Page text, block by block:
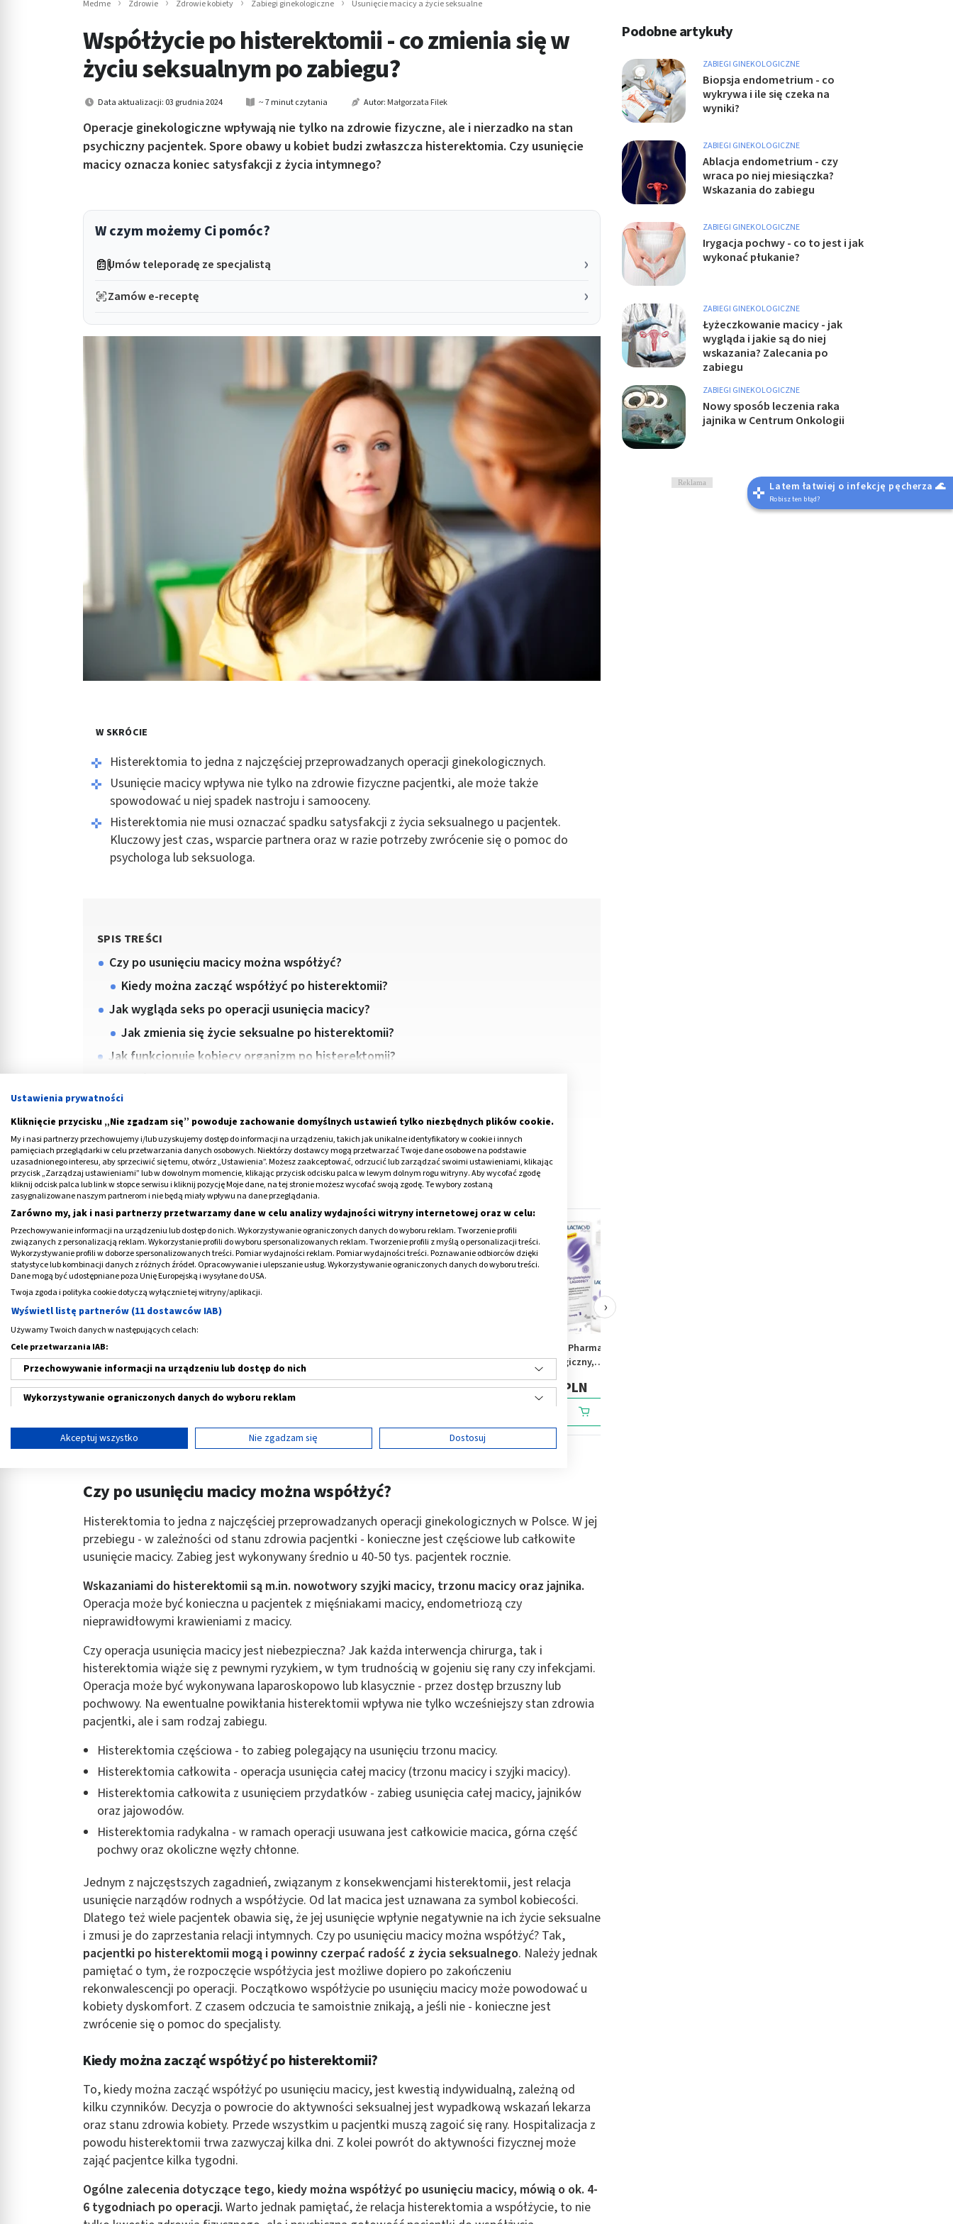
Medme Zdrowie Zdrowie kobiety Zabiegi ginekologiczne Usunięcie macicy a życie seksualne
Współżycie po histerektomii - co zmienia się w
życiu seksualnym po zabiegu?
Data aktualizacji: 03 grudnia 2024 ~ 7 minut czytania Autor: Małgorzata Filek
Operacje ginekologiczne wpływają nie tylko na zdrowie fizyczne, ale i nierzadko na stan
psychiczny pacjentek. Spore obawy u kobiet budzi zwłaszcza histerektomia. Czy usunięcie
macicy oznacza koniec satysfakcji z życia intymnego?
W czym możemy Ci pomóc?
Umów teleporadę ze specjalistą
Zamów e-receptę
W SKRÓCIE
Histerektomia to jedna z najczęściej przeprowadzanych operacji ginekologicznych.
Usunięcie macicy wpływa nie tylko na zdrowie fizyczne pacjentki, ale może także
spowodować u niej spadek nastroju i samooceny.
Histerektomia nie musi oznaczać spadku satysfakcji z życia seksualnego u pacjentek.
Kluczowy jest czas, wsparcie partnera oraz w razie potrzeby zwrócenie się o pomoc do
psychologa lub seksuologa.
SPIS TREŚCI
Czy po usunięciu macicy można współżyć?
Kiedy można zacząć współżyć po histerektomii?
Jak wygląda seks po operacji usunięcia macicy?
Jak zmienia się życie seksualne po histerektomii?
Jak funkcjonuje kobiecy organizm po histerektomii?
Medme poleca
Cicatridina, krem
wspomagający leczenie
ran, 30 g
35,69 PLN
delikatny płyn
ginekologiczny, 250 ml, z
pompką
28,69 PLN
antybakteryjny płyn
ginekologiczny, ochronny,
z pompką, 250 ml
28,69 PLN
Lactacyd Pharma, płyn
ginekologiczny,
łagodzący, 250 ml, z
pompką
28,69 PLN
‹ ›
Czy po usunięciu macicy można współżyć?
Histerektomia to jedna z najczęściej przeprowadzanych operacji ginekologicznych w Polsce. W jej
przebiegu - w zależności od stanu zdrowia pacjentki - konieczne jest częściowe lub całkowite
usunięcie macicy. Zabieg jest wykonywany średnio u 40-50 tys. pacjentek rocznie.
Wskazaniami do histerektomii są m.in. nowotwory szyjki macicy, trzonu macicy oraz jajnika.
Operacja może być konieczna u pacjentek z mięśniakami macicy, endometriozą czy
nieprawidłowymi krawieniami z macicy.
Czy operacja usunięcia macicy jest niebezpieczna? Jak każda interwencja chirurga, tak i
histerektomia wiąże się z pewnymi ryzykiem, w tym trudnością w gojeniu się rany czy infekcjami.
Operacja może być wykonywana laparoskopowo lub klasycznie - przez dostęp brzuszny lub
pochwowy. Na ewentualne powikłania histerektomii wpływa nie tylko wcześniejszy stan zdrowia
pacjentki, ale i sam rodzaj zabiegu.
Histerektomia częściowa - to zabieg polegający na usunięciu trzonu macicy.
Histerektomia całkowita - operacja usunięcia całej macicy (trzonu macicy i szyjki macicy).
Histerektomia całkowita z usunięciem przydatków - zabieg usunięcia całej macicy, jajników
oraz jajowodów.
Histerektomia radykalna - w ramach operacji usuwana jest całkowicie macica, górna część
pochwy oraz okoliczne węzły chłonne.
Jednym z najczęstszych zagadnień, związanym z konsekwencjami histerektomii, jest relacja
usunięcie narządów rodnych a współżycie. Od lat macica jest uznawana za symbol kobiecości.
Dlatego też wiele pacjentek obawia się, że jej usunięcie wpłynie negatywnie na ich życie seksualne
i zmusi je do zaprzestania relacji intymnych. Czy po usunięciu macicy można współżyć? Tak,
pacjentki po histerektomii mogą i powinny czerpać radość z życia seksualnego. Należy jednak
pamiętać o tym, że rozpoczęcie współżycia jest możliwe dopiero po zakończeniu
rekonwalescencji po operacji. Początkowo współżycie po usunięciu macicy może powodować u
kobiety dyskomfort. Z czasem odczucia te samoistnie znikają, a jeśli nie - konieczne jest
zwrócenie się o pomoc do specjalisty.
Kiedy można zacząć współżyć po histerektomii?
To, kiedy można zacząć współżyć po usunięciu macicy, jest kwestią indywidualną, zależną od
kilku czynników. Decyzja o powrocie do aktywności seksualnej jest wypadkową wskazań lekarza
oraz stanu zdrowia kobiety. Przede wszystkim u pacjentki muszą zagoić się rany. Hospitalizacja z
powodu histerektomii trwa zazwyczaj kilka dni. Z kolei powrót do aktywności fizycznej może
zająć pacjentce kilka tygodni.
Ogólne zalecenia dotyczące tego, kiedy można współżyć po usunięciu macicy, mówią o ok. 4-
6 tygodniach po operacji.Warto jednak pamiętać, że relacja histerektomia a współżycie, to nie
Podobne artykuły
ZABIEGI GINEKOLOGICZNE
Biopsja endometrium - co
wykrywa i ile się czeka na
wyniki?
ZABIEGI GINEKOLOGICZNE
Ablacja endometrium - czy
wraca po niej miesiączka?
Wskazania do zabiegu
ZABIEGI GINEKOLOGICZNE
Irygacja pochwy - co to jest i jak
wykonać płukanie?
ZABIEGI GINEKOLOGICZNE
Łyżeczkowanie macicy - jak
wygląda i jakie są do niej
wskazania? Zalecania po
zabiegu
ZABIEGI GINEKOLOGICZNE
Nowy sposób leczenia raka
jajnika w Centrum Onkologii
Reklama Latem łatwiej o infekcję pęcherza 🌊
Robisz ten błąd?
Ustawienia prywatności
Kliknięcie przycisku „Nie zgadzam się” powoduje zachowanie domyślnych ustawień tylko niezbędnych plików cookie.
My i nasi partnerzy przechowujemy i/lub uzyskujemy dostęp do informacji na urządzeniu, takich jak unikalne identyfikatory w cookie i innych
pamięciach przeglądarki w celu przetwarzania danych osobowych. Niektórzy dostawcy mogą przetwarzać Twoje dane osobowe na podstawie
uzasadnionego interesu, aby sprzeciwić się temu, otwórz „Ustawienia”. Możesz zaakceptować, odrzucić lub zarządzać swoimi ustawieniami, klikając
przycisk „Zarządzaj ustawieniami” lub w dowolnym momencie, klikając przycisk odcisku palca w lewym dolnym rogu witryny. Aby wycofać zgodę
kliknij odcisk palca lub link w stopce serwisu i kliknij pozycję Moje dane, na tej stronie możesz wycofać swoją zgodę. Te wybory zostaną
zasygnalizowane naszym partnerom i nie będą miały wpływu na dane przeglądania.
Zarówno my, jak i nasi partnerzy przetwarzamy dane w celu analizy wydajności witryny internetowej oraz w celu:
Przechowywanie informacji na urządzeniu lub dostęp do nich. Wykorzystywanie ograniczonych danych do wyboru reklam. Tworzenie profili
związanych z personalizacją reklam. Wykorzystanie profili do wyboru spersonalizowanych reklam. Tworzenie profili z myślą o personalizacji treści.
Wykorzystywanie profili w doborze spersonalizowanych treści. Pomiar wydajności reklam. Pomiar wydajności treści. Poznawanie odbiorców dzięki
statystyce lub kombinacji danych z różnych źródeł. Opracowywanie i ulepszanie usług. Wykorzystywanie ograniczonych danych do wyboru treści.
Dane mogą być udostępniane poza Unię Europejską i wysyłane do USA.
Twoja zgoda i polityka cookie dotyczą wyłącznie tej witryny/aplikacji.
Wyświetl listę partnerów (11 dostawców IAB)
Używamy Twoich danych w następujących celach:
Cele przetwarzania IAB:
Przechowywanie informacji na urządzeniu lub dostęp do nich
Wykorzystywanie ograniczonych danych do wyboru reklam
Tworzenie profili w celu spersonalizowanych reklam
Tworzenie profili w celu personalizacji treści
Wykorzystywanie profili w celu doboru spersonalizowanych treści
Pomiar efektywności reklam
Rozumienie odbiorców dzięki statystyce lub kombinacji danych z różnych źródeł
Rozwój i ulepszanie usług
Wykorzystywanie ograniczonych danych do wyboru treści
Funkcje specjalne IAB:
Użycie dokładnych danych geolokalizacyjnych
Cele przetwarzania inne niż IAB:
Wydajność (Performance)
Reklama / śledzenie
Akceptuj wszystko Nie zgadzam się Dostosuj